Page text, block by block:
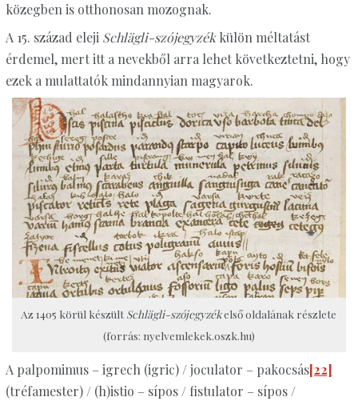
közegben is otthonosan mozognak.
A 15. század eleji Schlägli-szójegyzékkülön méltatást
érdemel, mert itt a nevekből arra lehet következtetni, hogy
ezek a mulattatók mindannyian magyarok.
Az 1405 körül készültSchlägli-szójegyzékelső oldalának részlete
(forrás: nyelvemlekek.oszk.hu)
A palpomimus – igrech (igric) / joculator – pakocsás[22]
(tréfamester) / (h)istio – sípos / fistulator – sípos /